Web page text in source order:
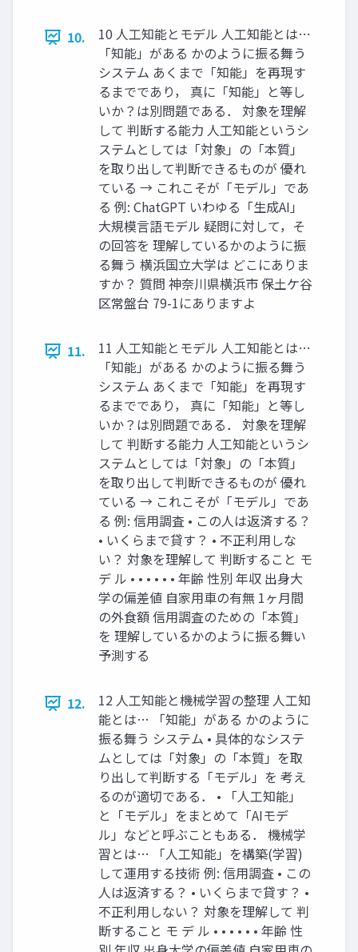
10.
10 人工知能とモデル 人工知能とは…
「知能」がある かのように振る舞う
システム あくまで「知能」を再現す
るまでであり， 真に「知能」と等し
いか？は別問題である． 対象を理解
して 判断する能力 人工知能というシ
ステムとしては「対象」の「本質」
を取り出して判断できるものが 優れ
ている → これこそが「モデル」であ
る 例: ChatGPT いわゆる「生成AI」
大規模言語モデル 疑問に対して，そ
の回答を 理解しているかのように振
る舞う 横浜国立大学は どこにありま
すか？ 質問 神奈川県横浜市 保土ケ谷
区常盤台 79-1にありますよ
11.
11 人工知能とモデル 人工知能とは…
「知能」がある かのように振る舞う
システム あくまで「知能」を再現す
るまでであり， 真に「知能」と等し
いか？は別問題である． 対象を理解
して 判断する能力 人工知能というシ
ステムとしては「対象」の「本質」
を取り出して判断できるものが 優れ
ている → これこそが「モデル」であ
る 例: 信用調査 • この人は返済する？
• いくらまで貸す？ • 不正利用しな
い？ 対象を理解して 判断すること モ
デ ル • • • • • • 年齢 性別 年収 出身大
学の偏差値 自家用車の有無 1ヶ月間
の外食額 信用調査のための「本質」
を 理解しているかのように振る舞い
予測する
12.
12 人工知能と機械学習の整理 人工知
能とは… 「知能」がある かのように
振る舞う システム • 具体的なシステ
ムとしては「対象」の「本質」を取
り出して判断する「モデル」を 考え
るのが適切である． • 「人工知能」
と「モデル」をまとめて「AIモデ
ル」などと呼ぶこともある． 機械学
習とは… 「人工知能」を構築(学習)
して運用する技術 例: 信用調査 • この
人は返済する？ • いくらまで貸す？ •
不正利用しない？ 対象を理解して 判
断すること モ デ ル • • • • • • 年齢 性